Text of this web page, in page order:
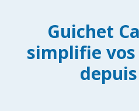
Guichet
simplifie